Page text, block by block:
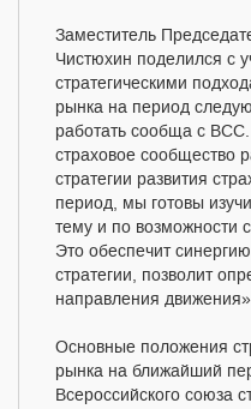
Заместитель
Чистюхин поделился с
стратегическими
рынка на период
работать сообща с
страховое сообщество
стратегии развития
период, мы готовы
тему и по возможности
Это обеспечит
стратегии, позволит
направления
Основные положения
рынка на ближайший
Всероссийского союза